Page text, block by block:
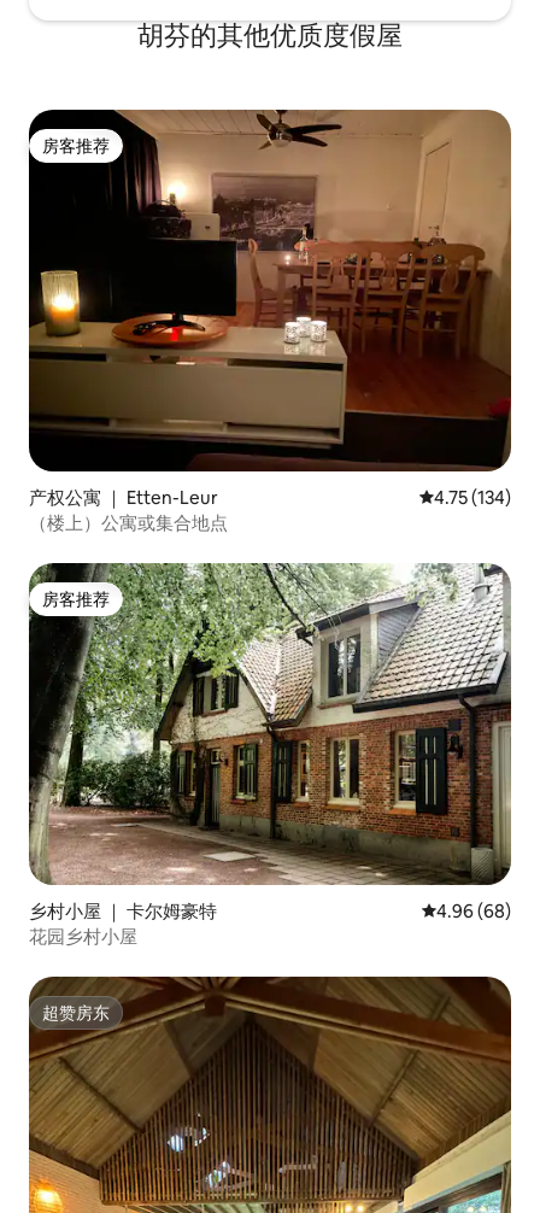
胡芬的其他优质度假屋
房客推荐
房客推荐
产权公寓 ｜ Etten-Leur 平均评分 4.75
4.75 (134)
（楼上）公寓或集合地点
房客推荐
房客推荐
乡村小屋 ｜ 卡尔姆豪特 平均评分 4.96
4.96 (68)
花园乡村小屋
超赞房东
超赞房东